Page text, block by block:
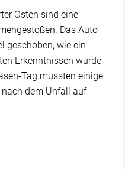
Osten sind eine
Das Auto
geschoben, wie ein
Erkenntnissen wurde
Tag mussten einige
nach dem Unfall auf